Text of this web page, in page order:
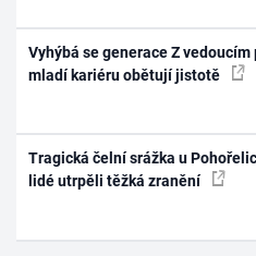
Vyhýbá se generace Z
mladí kariéru obětují jistotě
Tragická čelní srážka u
lidé utrpěli těžká zranění